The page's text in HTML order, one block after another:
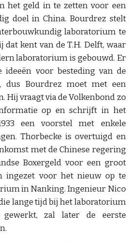
het geld in te zetten voor een
doel in China. Bourdrez stelt
laboratorium te
dat kent van de T.H. Delft, waar
laboratorium is gebouwd. Er
ideeën voor besteding van de
dus Bourdrez moet met een
Hij vraagt via de Volkenbond zo
op en schrijft in het
een voorstel met enkele
Thorbecke is overtuigd en
met de Chinese regering
Boxergeld voor een groot
ingezet voor het nieuw op te
in Nanking. Ingenieur Nico
lange tijd bij het laboratorium
zal later de eerste